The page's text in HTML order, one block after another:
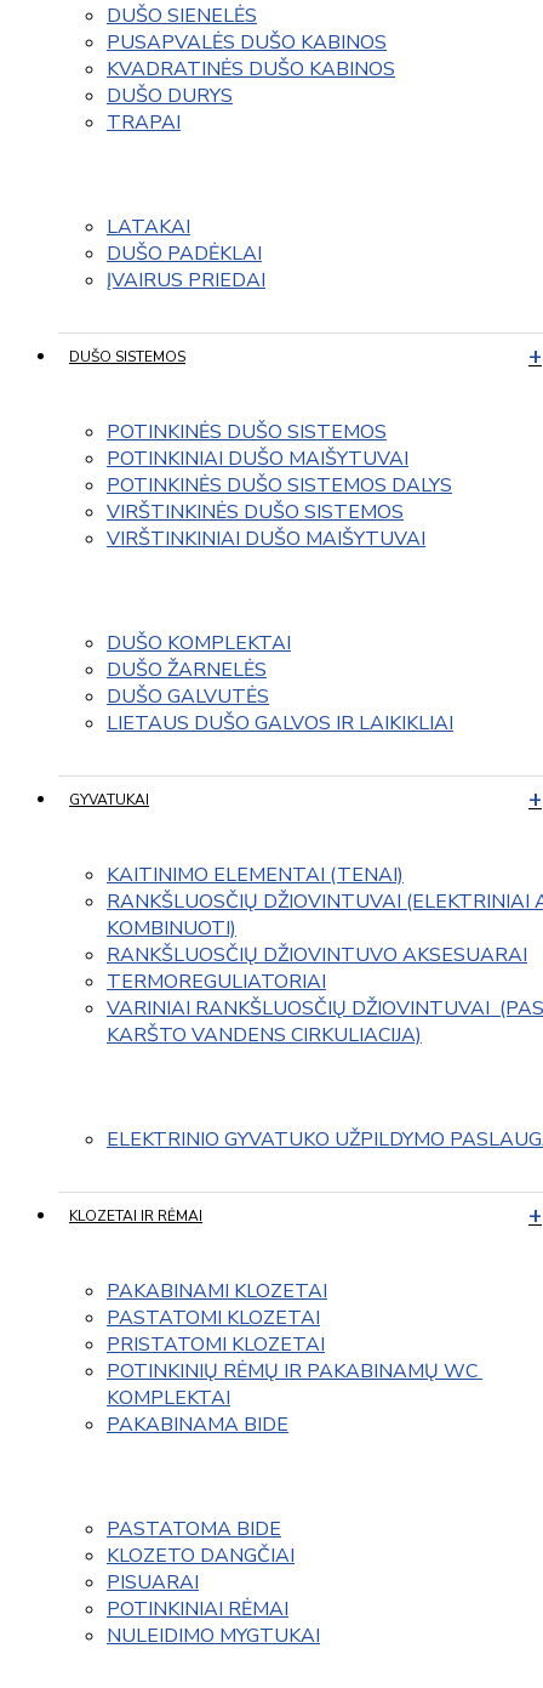
DUŠO SIENELĖS
PUSAPVALĖS DUŠO KABINOS
KVADRATINĖS DUŠO KABINOS
DUŠO DURYS
TRAPAI
LATAKAI
DUŠO PADĖKLAI
ĮVAIRUS PRIEDAI
DUŠO SISTEMOS
POTINKINĖS DUŠO SISTEMOS
POTINKINIAI DUŠO MAIŠYTUVAI
POTINKINĖS DUŠO SISTEMOS DALYS
VIRŠTINKINĖS DUŠO SISTEMOS
VIRŠTINKINIAI DUŠO MAIŠYTUVAI
DUŠO KOMPLEKTAI
DUŠO ŽARNELĖS
DUŠO GALVUTĖS
LIETAUS DUŠO GALVOS IR LAIKIKLIAI
GYVATUKAI
KAITINIMO ELEMENTAI (TENAI)
RANKŠLUOSČIŲ DŽIOVINTUVAI (ELEKTRINIAI
KOMBINUOTI)
RANKŠLUOSČIŲ DŽIOVINTUVO AKSESUARAI
TERMOREGULIATORIAI
VARINIAI RANKŠLUOSČIŲ DŽIOVINTUVAI
KARŠTO VANDENS CIRKULIACIJA)
ELEKTRINIO GYVATUKO UŽPILDYMO
KLOZETAI IR RĖMAI
PAKABINAMI KLOZETAI
PASTATOMI KLOZETAI
PRISTATOMI KLOZETAI
POTINKINIŲ RĖMŲ IR PAKABINAMŲ WC
KOMPLEKTAI
PAKABINAMA BIDE
PASTATOMA BIDE
KLOZETO DANGČIAI
PISUARAI
POTINKINIAI RĖMAI
NULEIDIMO MYGTUKAI